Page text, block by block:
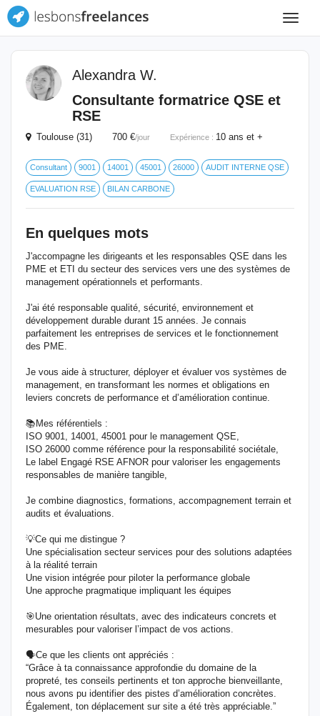
Toggle
Alexandra W.
Consultante formatrice QSE et
RSE
Toulouse (31) 700 €/jour Expérience : 10 ans et +
Consultant 9001 14001 45001 26000 AUDIT INTERNE QSE
EVALUATION RSE BILAN CARBONE
En quelques mots
J'accompagne les dirigeants et les responsables QSE dans les
PME et ETI du secteur des services vers une des systèmes de
management opérationnels et performants.
J'ai été responsable qualité, sécurité, environnement et
développement durable durant 15 années. Je connais
parfaitement les entreprises de services et le fonctionnement
des PME.
Je vous aide à structurer, déployer et évaluer vos systèmes de
management, en transformant les normes et obligations en
leviers concrets de performance et d’amélioration continue.
📚Mes référentiels :
ISO 9001, 14001, 45001 pour le management QSE,
ISO 26000 comme référence pour la responsabilité sociétale,
Le label Engagé RSE AFNOR pour valoriser les engagements
responsables de manière tangible,
Je combine diagnostics, formations, accompagnement terrain et
audits et évaluations.
💡Ce qui me distingue ?
Une spécialisation secteur services pour des solutions adaptées
à la réalité terrain
Une vision intégrée pour piloter la performance globale
Une approche pragmatique impliquant les équipes
🎯Une orientation résultats, avec des indicateurs concrets et
mesurables pour valoriser l’impact de vos actions.
🗣️Ce que les clients ont appréciés :
“Grâce à ta connaissance approfondie du domaine de la
propreté, tes conseils pertinents et ton approche bienveillante,
nous avons pu identifier des pistes d’amélioration concrètes.
Également, ton déplacement sur site a été très appréciable.”